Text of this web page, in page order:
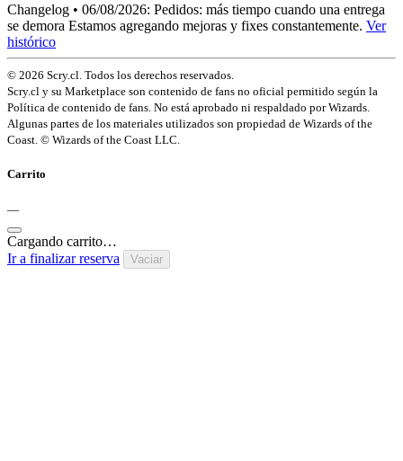
Changelog • 06/08/2026: Pedidos: más tiempo cuando una entrega
se demora Estamos agregando mejoras y fixes constantemente. Ver
histórico
© 2026 Scry.cl. Todos los derechos reservados.
Scry.cl y su Marketplace son contenido de fans no oficial permitido según la
Política de contenido de fans. No está aprobado ni respaldado por Wizards.
Algunas partes de los materiales utilizados son propiedad de Wizards of the
Coast. © Wizards of the Coast LLC.
Carrito
—
Cargando carrito…
Ir a finalizar reserva
Vaciar